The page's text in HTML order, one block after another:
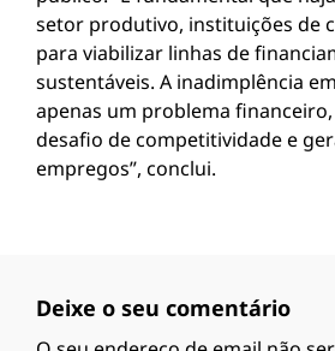
setor produtivo, instituições de
para viabilizar linhas de
sustentáveis. A inadimplência
apenas um problema
desafio de competitividade e
empregos”, conclui.
Deixe o seu comentário